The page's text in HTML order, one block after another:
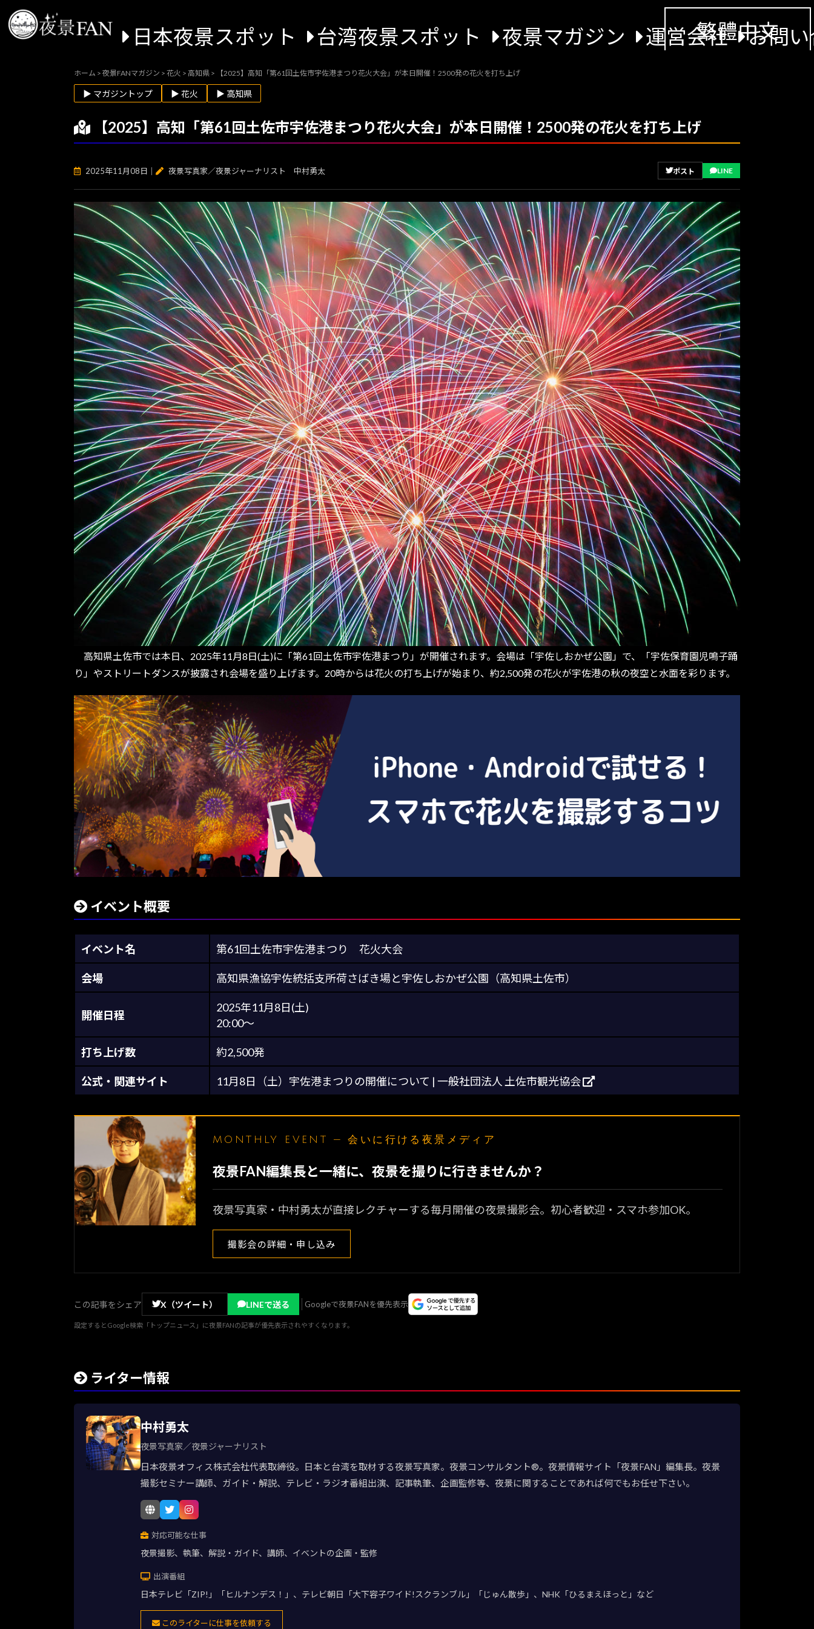
日本夜景スポット 台湾夜景スポット 夜景マガジン 運営会社 お問
繁體中文
ホーム > 夜景FANマガジン > 花火 > 高知県 > 【2025】高知「第61回土佐市宇佐港まつり花火大会」が本日開催！2500発の花火を打ち上げ
▶ マガジントップ ▶ 花火 ▶ 高知県
【2025】高知「第61回土佐市宇佐港まつり花火大会」が本日開催！2500発の花火を打ち上げ
2025年11月08日 夜景写真家／夜景ジャーナリスト 中村勇太 ポスト LINE
高知県土佐市では本日、2025年11月8日(土)に「第61回土佐市宇佐港まつり」が開催されます。会場は「宇佐しおかぜ公園」で、「宇佐保育園児鳴子踊
り」やストリートダンスが披露され会場を盛り上げます。20時からは花火の打ち上げが始まり、約2,500発の花火が宇佐港の秋の夜空と水面を彩ります。
イベント概要
イベント名 第61回土佐市宇佐港まつり 花火大会
会場 高知県漁協宇佐統括支所荷さばき場と宇佐しおかぜ公園（高知県土佐市）
開催日程
2025年11月8日(土)
20:00～
打ち上げ数 約2,500発
公式・関連サイト 11月8日（土）宇佐港まつりの開催について | 一般社団法人 土佐市観光協会
MONTHLY EVENT — 会いに行ける夜景メディア
夜景FAN編集長と一緒に、夜景を撮りに行きませんか？
夜景写真家・中村勇太が直接レクチャーする毎月開催の夜景撮影会。初心者歓迎・スマホ参加OK。
撮影会の詳細・申し込み
この記事をシェア X（ツイート） LINEで送る Googleで夜景FANを優先表示
設定するとGoogle検索「トップニュース」に夜景FANの記事が優先表示されやすくなります。
ライター情報
中村勇太
夜景写真家／夜景ジャーナリスト
日本夜景オフィス株式会社代表取締役。日本と台湾を取材する夜景写真家。夜景コンサルタント®。夜景情報サイト「夜景FAN」編集長。夜景
撮影セミナー講師、ガイド・解説、テレビ・ラジオ番組出演、記事執筆、企画監修等、夜景に関することであれば何でもお任せ下さい。
対応可能な仕事
夜景撮影、執筆、解説・ガイド、講師、イベントの企画・監修
出演番組
日本テレビ「ZIP!」「ヒルナンデス！」、テレビ朝日「大下容子ワイド!スクランブル」「じゅん散歩」、NHK「ひるまえほっと」など
このライターに仕事を依頼する